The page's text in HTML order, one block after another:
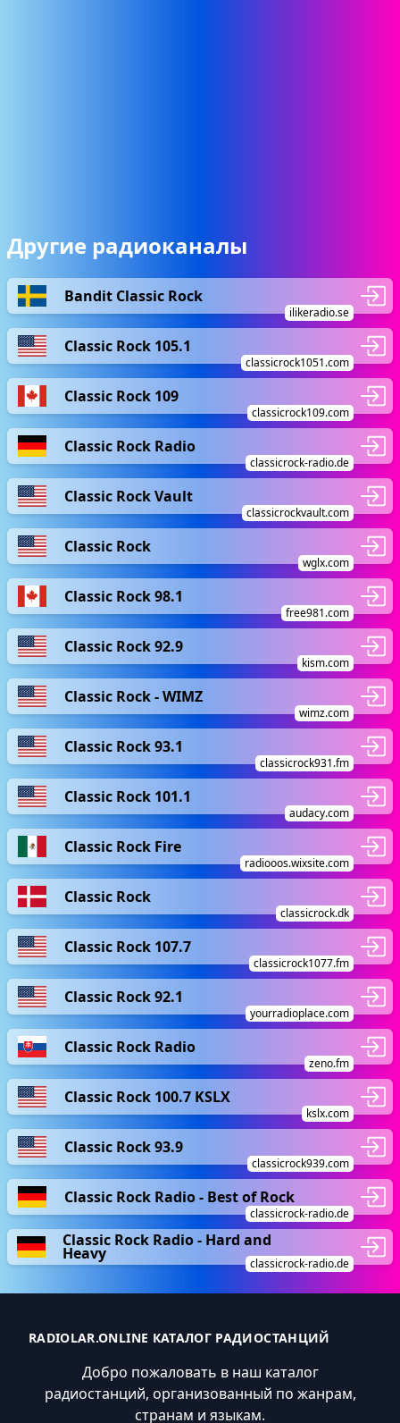
Другие радиоканалы
Bandit Classic Rock
ilikeradio.se
Classic Rock 105.1
classicrock1051.com
Classic Rock 109
classicrock109.com
Classic Rock Radio
classicrock-radio.de
Classic Rock Vault
classicrockvault.com
Classic Rock
wglx.com
Classic Rock 98.1
free981.com
Classic Rock 92.9
kism.com
Classic Rock - WIMZ
wimz.com
Classic Rock 93.1
classicrock931.fm
Classic Rock 101.1
audacy.com
Classic Rock Fire
radiooos.wixsite.com
Classic Rock
classicrock.dk
Classic Rock 107.7
classicrock1077.fm
Classic Rock 92.1
yourradioplace.com
Classic Rock Radio
zeno.fm
Classic Rock 100.7 KSLX
kslx.com
Classic Rock 93.9
classicrock939.com
Classic Rock Radio - Best of Rock
classicrock-radio.de
Classic Rock Radio - Hard and
Heavy
classicrock-radio.de
RADIOLAR.ONLINE КАТАЛОГ РАДИОСТАНЦИЙ
Добро пожаловать в наш каталог
радиостанций, организованный по жанрам,
странам и языкам.